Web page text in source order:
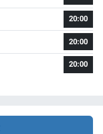
20:00
20:00
20:00